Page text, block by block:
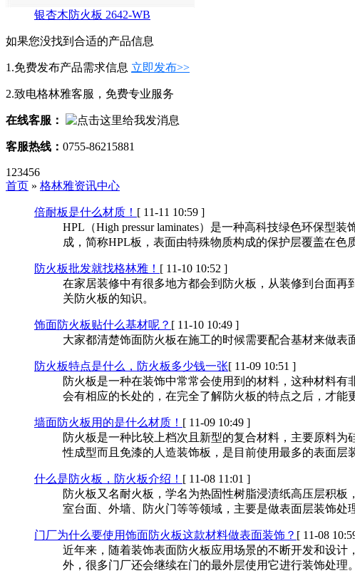
银杏木防火板 2642-WB
如果您没找到合适的产品信息
1.免费发布产品需求信息 立即发布>>
2.致电格林雅客服，免费专业服务
在线客服：
客服热线： 0755-86215881
123456
首页 » 格林雅资讯中心
倍耐板是什么材质！ [ 11-11 10:59 ]
HPL（High pressur laminates）是一种高科技绿色环保型
成，简称HPL板，表面由特殊物质构成的保护层覆盖在色
防火板批发就找格林雅！ [ 11-10 10:52 ]
在家居装修中有很多地方都会到防火板，从装修到台面
关防火板的知识。
饰面防火板贴什么基材呢？ [ 11-10 10:49 ]
大家都清楚饰面防火板在施工的时候需要配合基材来做
防火板特点是什么，防火板多少钱一张[ 11-09 10:51 ]
防火板是一种在装饰中常常会使用到的材料，这种材料
会有相应的长处的，在完全了解防火板的特点之后，才
墙面防火板用的是什么材质！ [ 11-09 10:49 ]
防火板是一种比较上档次且新型的复合材料，主要原料
性成型而且免漆的人造装饰板，是目前使用最多的表面层
什么是防火板，防火板介绍！ [ 11-08 11:01 ]
防火板又名耐火板，学名为热固性树脂浸渍纸高压层积
室台面、外墙、防火门等等领域，主要是做表面层装饰处
门厂为什么要使用饰面防火板这款材料做表面装饰？ [ 11-08
近年来，随着装饰表面防火板应用场景的不断开发和设
外，很多门厂还会继续在门的最外层使用它进行装饰处理。